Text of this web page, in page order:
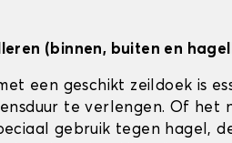
(binnen, buiten en
een geschikt zeildoek is
te verlengen. Of het
gebruik tegen hagel,